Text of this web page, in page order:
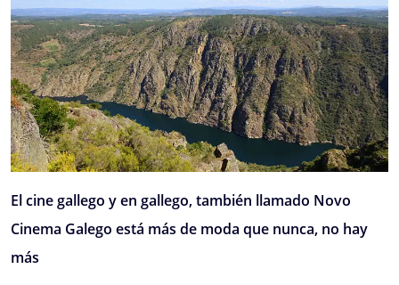
El cine gallego y en gallego, también llamado Novo
Cinema Galego está más de moda que nunca, no hay
más